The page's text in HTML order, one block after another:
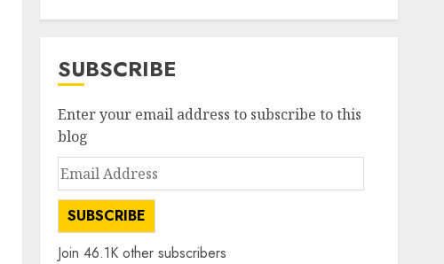
SUBSCRIBE
Enter your email address to subscribe to this
blog
Email
Address
SUBSCRIBE
Join 46.1K other subscribers